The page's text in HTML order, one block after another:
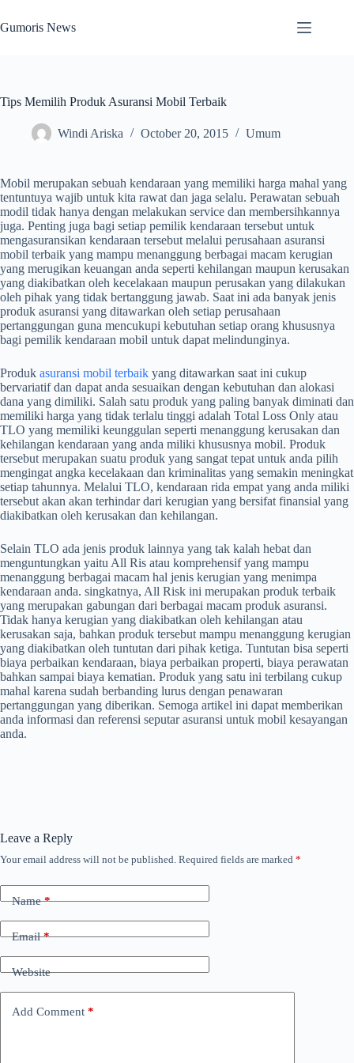
to
content
Gumoris News
Tips Memilih Produk Asuransi Mobil Terbaik
Windi Ariska October 20, 2015 Umum
Mobil merupakan sebuah kendaraan yang memiliki harga mahal yang
tentuntuya wajib untuk kita rawat dan jaga selalu. Perawatan sebuah
modil tidak hanya dengan melakukan service dan membersihkannya
juga. Penting juga bagi setiap pemilik kendaraan tersebut untuk
mengasuransikan kendaraan tersebut melalui perusahaan asuransi
mobil terbaik yang mampu menanggung berbagai macam kerugian
yang merugikan keuangan anda seperti kehilangan maupun kerusakan
yang diakibatkan oleh kecelakaan maupun perusakan yang dilakukan
oleh pihak yang tidak bertanggung jawab. Saat ini ada banyak jenis
produk asuransi yang ditawarkan oleh setiap perusahaan
pertanggungan guna mencukupi kebutuhan setiap orang khususnya
bagi pemilik kendaraan mobil untuk dapat melindunginya.
Produk asuransi mobil terbaik yang ditawarkan saat ini cukup
bervariatif dan dapat anda sesuaikan dengan kebutuhan dan alokasi
dana yang dimiliki. Salah satu produk yang paling banyak diminati dan
memiliki harga yang tidak terlalu tinggi adalah Total Loss Only atau
TLO yang memiliki keunggulan seperti menanggung kerusakan dan
kehilangan kendaraan yang anda miliki khususnya mobil. Produk
tersebut merupakan suatu produk yang sangat tepat untuk anda pilih
mengingat angka kecelakaan dan kriminalitas yang semakin meningkat
setiap tahunnya. Melalui TLO, kendaraan rida empat yang anda miliki
tersebut akan akan terhindar dari kerugian yang bersifat finansial yang
diakibatkan oleh kerusakan dan kehilangan.
Selain TLO ada jenis produk lainnya yang tak kalah hebat dan
menguntungkan yaitu All Ris atau komprehensif yang mampu
menanggung berbagai macam hal jenis kerugian yang menimpa
kendaraan anda. singkatnya, All Risk ini merupakan produk terbaik
yang merupakan gabungan dari berbagai macam produk asuransi.
Tidak hanya kerugian yang diakibatkan oleh kehilangan atau
kerusakan saja, bahkan produk tersebut mampu menanggung kerugian
yang diakibatkan oleh tuntutan dari pihak ketiga. Tuntutan bisa seperti
biaya perbaikan kendaraan, biaya perbaikan properti, biaya perawatan
bahkan sampai biaya kematian. Produk yang satu ini terbilang cukup
mahal karena sudah berbanding lurus dengan penawaran
pertanggungan yang diberikan. Semoga artikel ini dapat memberikan
anda informasi dan referensi seputar asuransi untuk mobil kesayangan
anda.
Leave a Reply
Your email address will not be published. Required fields are marked *
Name*
Email*
Website
Add Comment *